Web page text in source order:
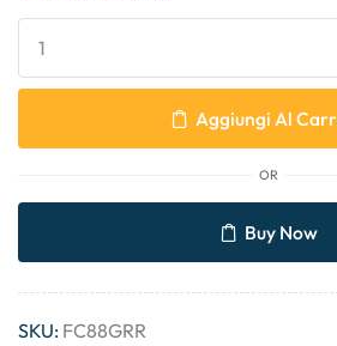
Aggiungi Al
OR
Buy Now
SKU: FC88GRR